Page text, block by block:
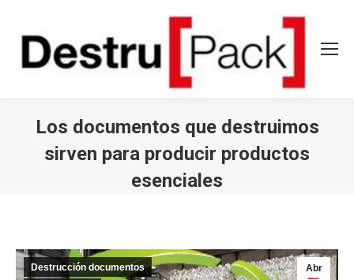
Los documentos que destruimos
sirven para producir productos
esenciales
Abr
Destrucción documentos